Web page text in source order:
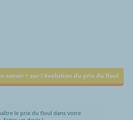
savoir + sur l'évolution du prix du fioul
le prix du fioul dans votre